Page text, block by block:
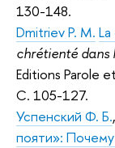
130-148.
Dmitriev P. M.
chrétienté dans
Editions Parole
С. 105-127.
Успенский Ф. Б.,
пояти»: